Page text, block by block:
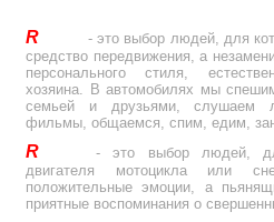
R
- это выбор людей, для
средство передвижения, а
персонального стиля,
хозяина. В автомобилях мы
семьей и друзьями, слушаем
фильмы, общаемся, спим, едим,
R
- это выбор людей,
двигателя мотоцикла или
положительные эмоции, а
приятные воспоминания о